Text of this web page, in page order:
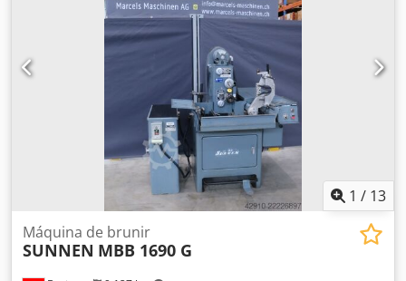
1 / 13
Máquina de brunir
SUNNEN MBB 1690 G